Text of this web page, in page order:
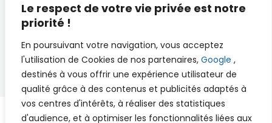
Le respect de votre vie privée est notre
priorité !
En poursuivant votre navigation, vous acceptez
l'utilisation de Cookies de nos partenaires, Google ,
destinés à vous offrir une expérience utilisateur de
qualité grâce à des contenus et publicités adaptés à
vos centres d'intérêts, à réaliser des statistiques
d'audience, et à optimiser les fonctionnalités liées aux
Extranet du CA
Réalisation
Documents utiles